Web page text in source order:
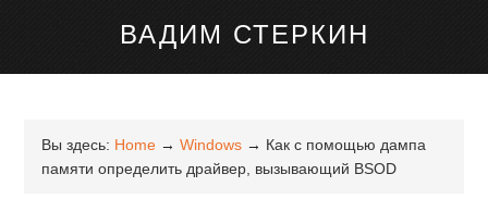
ВАДИМ СТЕРКИН
Вы здесь: Home → Windows → Как с помощью дампа
памяти определить драйвер, вызывающий BSOD